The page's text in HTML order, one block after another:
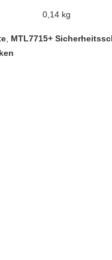
0,14 kg
MTL7715+